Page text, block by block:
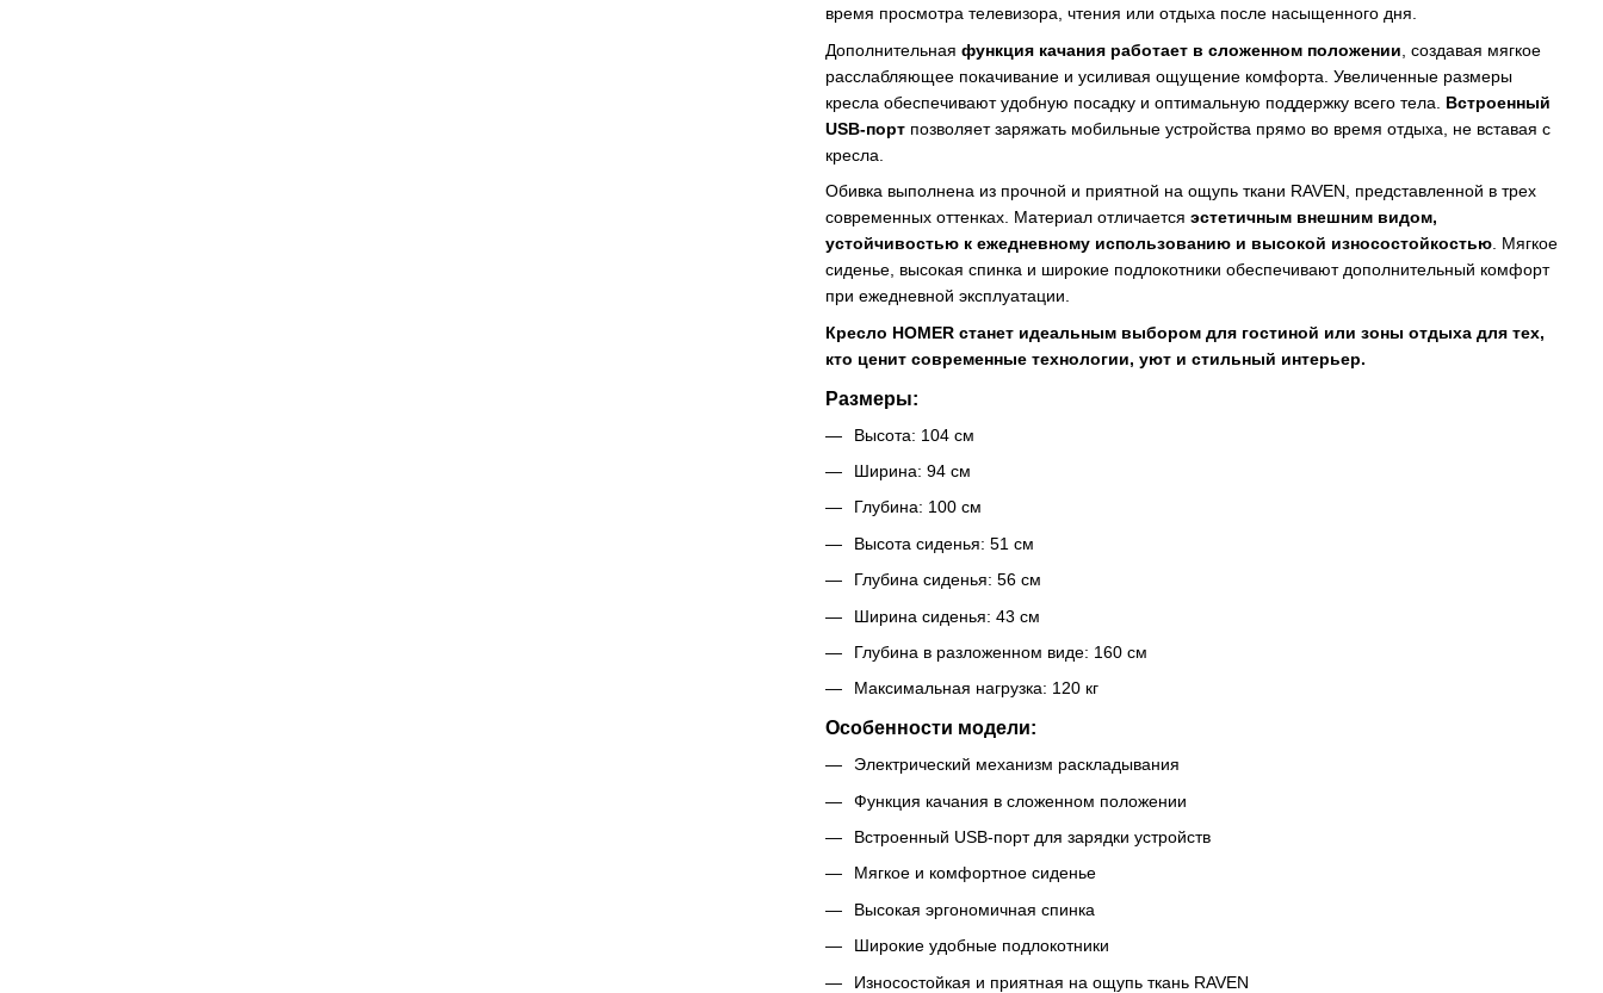
время просмотра телевизора, чтения или отдыха после насыщенного дня.
Дополнительная функция качания работает в сложенном положении , создавая мягкое
расслабляющее покачивание и усиливая ощущение комфорта. Увеличенные размеры
кресла обеспечивают удобную посадку и оптимальную поддержку всего тела. Встроенный
USB-порт позволяет заряжать мобильные устройства прямо во время отдыха, не вставая с
кресла.
Обивка выполнена из прочной и приятной на ощупь ткани RAVEN, представленной в трех
современных оттенках. Материал отличается эстетичным внешним видом,
устойчивостью к ежедневному использованию и высокой износостойкостью . Мягкое
сиденье, высокая спинка и широкие подлокотники обеспечивают дополнительный комфорт
при ежедневной эксплуатации.
Кресло HOMER станет идеальным выбором для гостиной или зоны отдыха для тех,
кто ценит современные технологии, уют и стильный интерьер.
Размеры:
Высота: 104 см
Ширина: 94 см
Глубина: 100 см
Высота сиденья: 51 см
Глубина сиденья: 56 см
Ширина сиденья: 43 см
Глубина в разложенном виде: 160 см
Максимальная нагрузка: 120 кг
Особенности модели:
Электрический механизм раскладывания
Функция качания в сложенном положении
Встроенный USB-порт для зарядки устройств
Мягкое и комфортное сиденье
Высокая эргономичная спинка
Широкие удобные подлокотники
Износостойкая и приятная на ощупь ткань RAVEN